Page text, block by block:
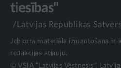
tiesības"
/Latvijas Republikas
Jebkura materiāla izmantošana ir
redakcijas atļauju.
© VSIA "Latvijas Vēstnesis",